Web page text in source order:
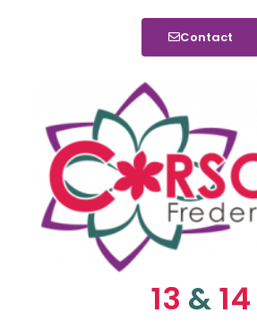
Contact
13 &14